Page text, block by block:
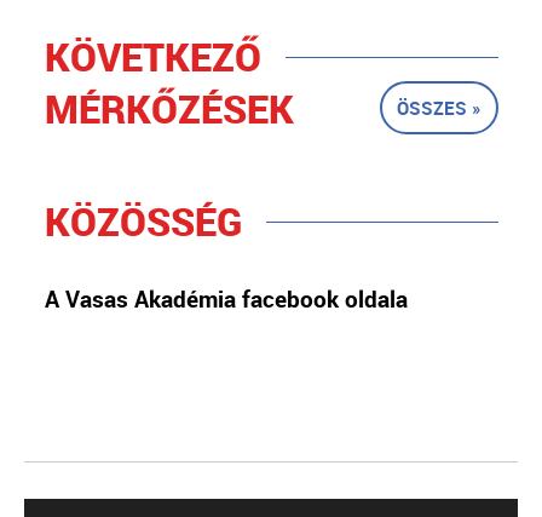
KÖVETKEZŐ
MÉRKŐZÉSEK
ÖSSZES »
KÖZÖSSÉG
A Vasas Akadémia facebook oldala